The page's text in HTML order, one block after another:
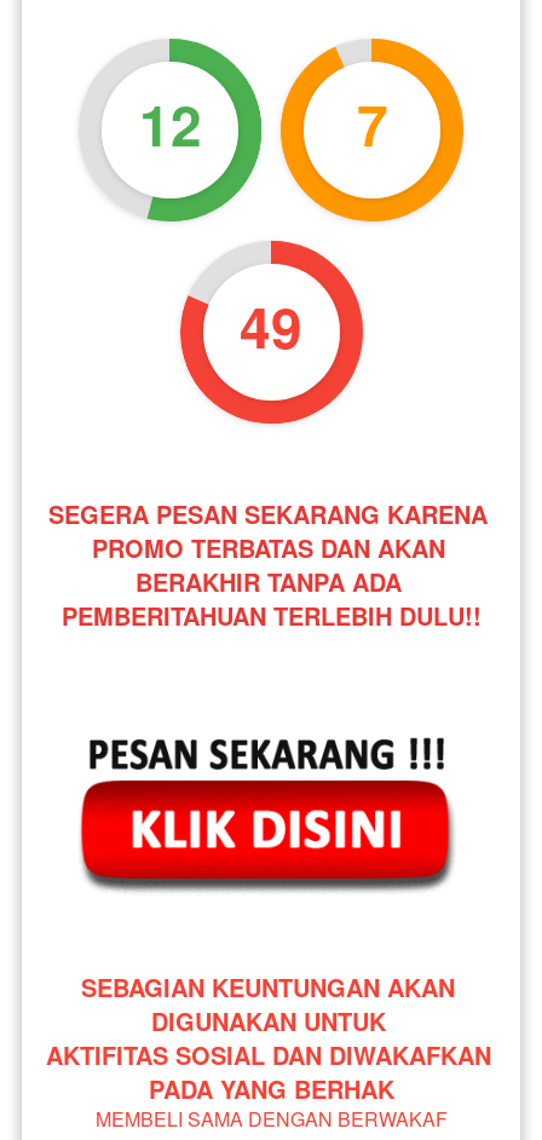
12 7
48
SEGERA PESAN SEKARANG KARENA
PROMO TERBATAS DAN AKAN
BERAKHIR TANPA ADA
PEMBERITAHUAN TERLEBIH DULU!!
SEBAGIAN KEUNTUNGAN AKAN
DIGUNAKAN UNTUK
AKTIFITAS SOSIAL DAN DIWAKAFKAN
PADA YANG BERHAK
MEMBELI SAMA DENGAN BERWAKAF